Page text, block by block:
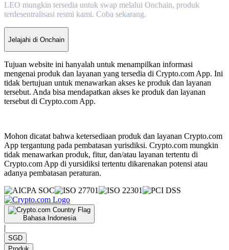
LEO mungkin tersedia untuk swap melalui Onchain, produk
terdesentralisasi resmi kami. Coba sekarang.
Jelajahi di Onchain
Tujuan website ini hanyalah untuk menampilkan informasi
mengenai produk dan layanan yang tersedia di Crypto.com App. Ini
tidak bertujuan untuk menawarkan akses ke produk dan layanan
tersebut. Anda bisa mendapatkan akses ke produk dan layanan
tersebut di Crypto.com App.
Mohon dicatat bahwa ketersediaan produk dan layanan Crypto.com
App tergantung pada pembatasan yurisdiksi. Crypto.com mungkin
tidak menawarkan produk, fitur, dan/atau layanan tertentu di
Crypto.com App di yursidiksi tertentu dikarenakan potensi atau
adanya pembatasan peraturan.
Bahasa Indonesia
|
SGD